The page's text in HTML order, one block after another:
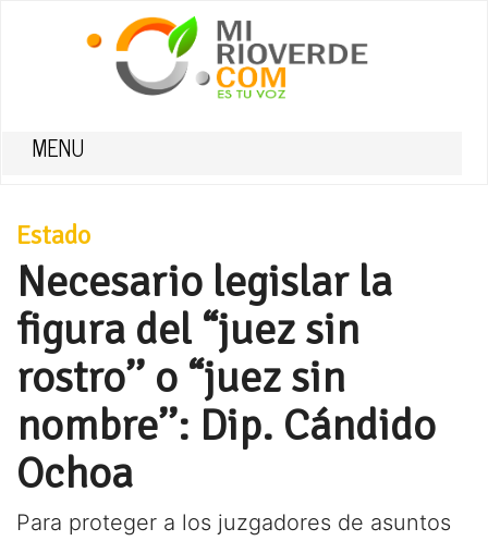
MENU
Estado
Necesario legislar la
figura del “juez sin
rostro’’ o “juez sin
nombre’’: Dip. Cándido
Ochoa
Para proteger a los juzgadores de asuntos